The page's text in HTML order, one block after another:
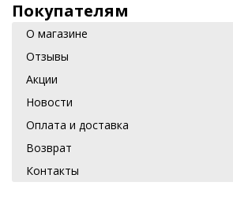
Покупателям
О магазине
Отзывы
Акции
Новости
Оплата и доставка
Возврат
Контакты